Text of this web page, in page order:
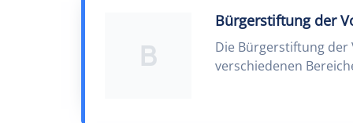
B
Bürgerstiftung der
Die Bürgerstiftung
verschiedenen